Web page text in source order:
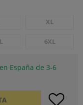
XL
6XL
España de 3-6